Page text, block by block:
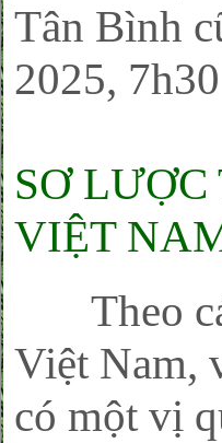
Tân Bình
2025,
SƠ
VIỆT
Theo
Việt Nam,
có một vị